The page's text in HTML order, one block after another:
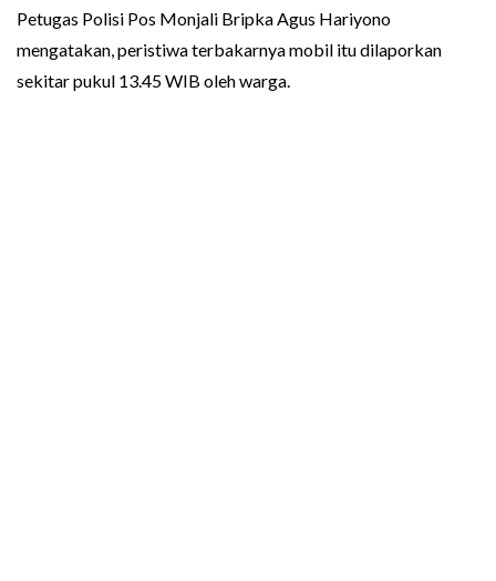
Petugas Polisi Pos Monjali Bripka Agus Hariyono
mengatakan, peristiwa terbakarnya mobil itu dilaporkan
sekitar pukul 13.45 WIB oleh warga.